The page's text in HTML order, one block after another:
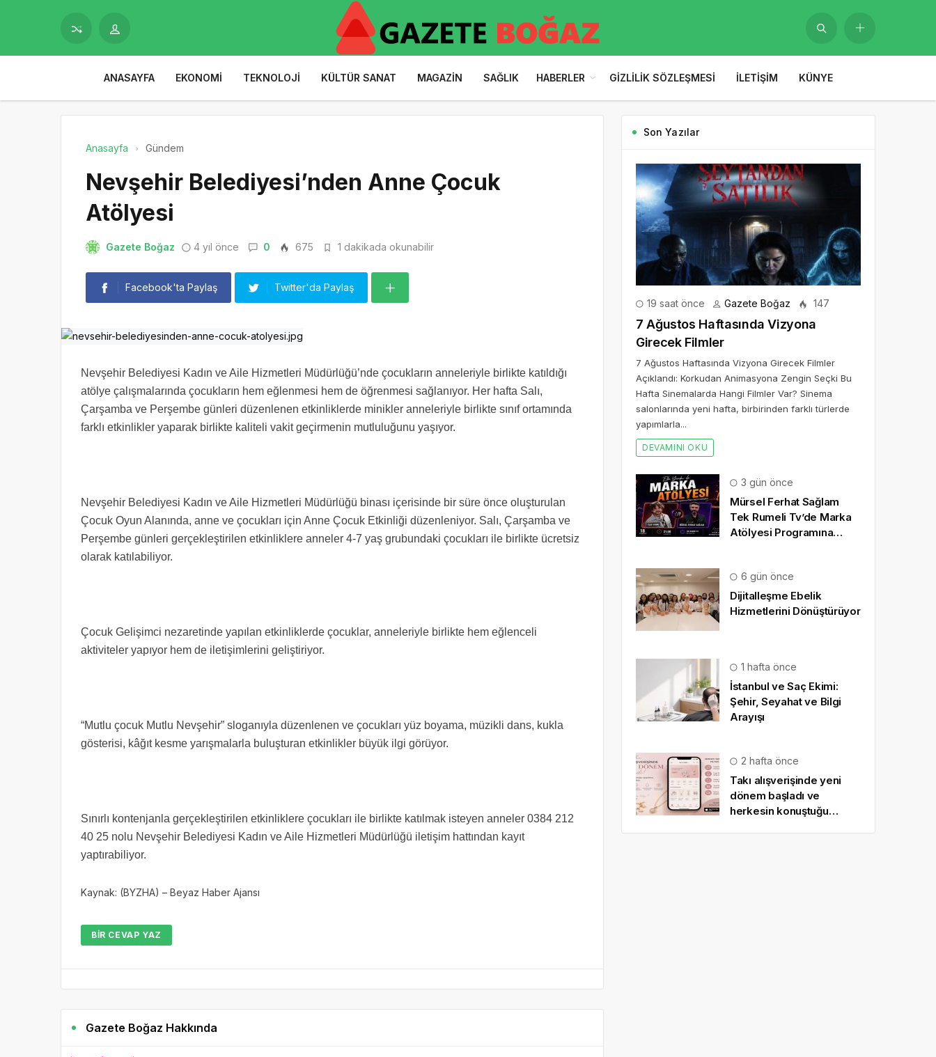
ANASAYFA EKONOMI TEKNOLOJI KÜLTÜR SANAT MAGAZIN SAĞLIK HABERLER GIZLILIK SÖZLEŞMESI İLETIŞIM KÜNYE
Anasayfa Gündem
Nevşehir Belediyesi’nden Anne Çocuk
Atölyesi
Gazete Boğaz 4 yıl önce 0 675 1 dakikada okunabilir
Facebook'ta Paylaş Twitter'da Paylaş
Nevşehir Belediyesi Kadın ve Aile Hizmetleri Müdürlüğü’nde çocukların anneleriyle birlikte katıldığı
atölye çalışmalarında çocukların hem eğlenmesi hem de öğrenmesi sağlanıyor. Her hafta Salı,
Çarşamba ve Perşembe günleri düzenlenen etkinliklerde minikler anneleriyle birlikte sınıf ortamında
farklı etkinlikler yaparak birlikte kaliteli vakit geçirmenin mutluluğunu yaşıyor.
Nevşehir Belediyesi Kadın ve Aile Hizmetleri Müdürlüğü binası içerisinde bir süre önce oluşturulan
Çocuk Oyun Alanında, anne ve çocukları için Anne Çocuk Etkinliği düzenleniyor. Salı, Çarşamba ve
Perşembe günleri gerçekleştirilen etkinliklere anneler 4-7 yaş grubundaki çocukları ile birlikte ücretsiz
olarak katılabiliyor.
Çocuk Gelişimci nezaretinde yapılan etkinliklerde çocuklar, anneleriyle birlikte hem eğlenceli
aktiviteler yapıyor hem de iletişimlerini geliştiriyor.
“Mutlu çocuk Mutlu Nevşehir” sloganıyla düzenlenen ve çocukları yüz boyama, müzikli dans, kukla
gösterisi, kâğıt kesme yarışmalarla buluşturan etkinlikler büyük ilgi görüyor.
Sınırlı kontenjanla gerçekleştirilen etkinliklere çocukları ile birlikte katılmak isteyen anneler 0384 212
40 25 nolu Nevşehir Belediyesi Kadın ve Aile Hizmetleri Müdürlüğü iletişim hattından kayıt
yaptırabiliyor.
Kaynak: (BYZHA) – Beyaz Haber Ajansı
BIR CEVAP YAZ
Gazete Boğaz Hakkında
Son Yazılar
19 saat önce Gazete Boğaz 147
7 Ağustos Haftasında Vizyona
Girecek Filmler
7 Ağustos Haftasında Vizyona Girecek Filmler
Açıklandı: Korkudan Animasyona Zengin Seçki Bu
Hafta Sinemalarda Hangi Filmler Var? Sinema
salonlarında yeni hafta, birbirinden farklı türlerde
yapımlarla...
DEVAMINI OKU
3 gün önce
Mürsel Ferhat Sağlam
Tek Rumeli Tv’de Marka
Atölyesi Programına
6 gün önce
Dijitalleşme Ebelik
Hizmetlerini Dönüştürüyor
1 hafta önce
İstanbul ve Saç Ekimi:
Şehir, Seyahat ve Bilgi
Arayışı
2 hafta önce
Takı alışverişinde yeni
dönem başladı ve
herkesin konuştuğu